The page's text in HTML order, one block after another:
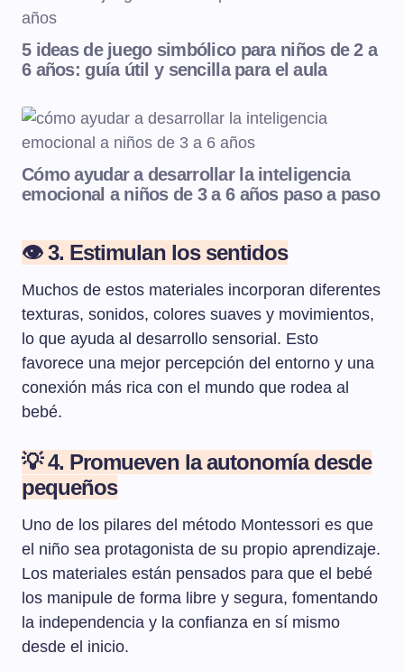
5 ideas de juego simbólico para niños de 2 a
6 años: guía útil y sencilla para el aula
Cómo ayudar a desarrollar la inteligencia
emocional a niños de 3 a 6 años paso a paso
👁️ 3. Estimulan los sentidos
Muchos de estos materiales incorporan diferentes
texturas, sonidos, colores suaves y movimientos,
lo que ayuda al desarrollo sensorial. Esto
favorece una mejor percepción del entorno y una
conexión más rica con el mundo que rodea al
bebé.
💡 4. Promueven la autonomía desde
pequeños
Uno de los pilares del método Montessori es que
el niño sea protagonista de su propio aprendizaje.
Los materiales están pensados para que el bebé
los manipule de forma libre y segura, fomentando
la independencia y la confianza en sí mismo
desde el inicio.